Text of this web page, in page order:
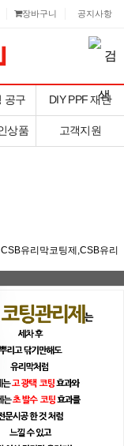
장바구니 공지사항
공구 DIY PPF 재단
상품 고객지원
유리막코팅제,CSB유리